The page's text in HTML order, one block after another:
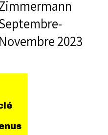
Novembre 2023